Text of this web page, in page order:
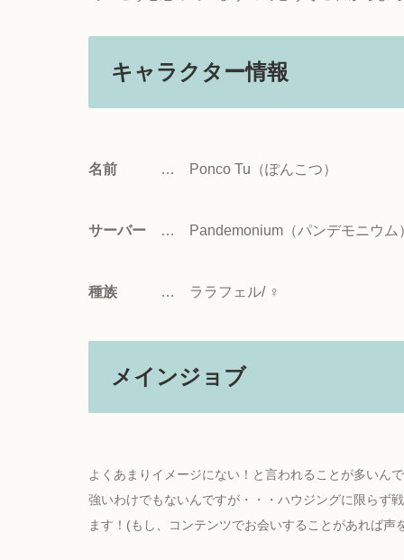
キャラクター情報
名前 … Ponco Tu（ぽんこつ）
サーバー … Pandemonium（パンデモニウム
種族 … ララフェル/ ♀
メインジョブ
よくあまりイメージにない！と言われることが多いん
強いわけでもないんですが・・・ハウジングに限らず
ます！(もし、コンテンツでお会いすることがあれば